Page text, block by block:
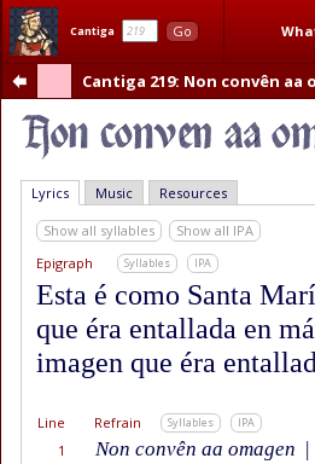
Cantiga Go
Cantiga 219: Non convên aa
Lyrics Music Resources
Show all syllables
Show all IPA
Epigraph
Syllables IPA
Esta é como Santa
que éra entallada en
imagen que éra
Line Refrain Syllables IPA
1 Non convên aa omagen |